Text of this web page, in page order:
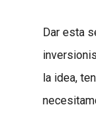
Dar esta
la idea,